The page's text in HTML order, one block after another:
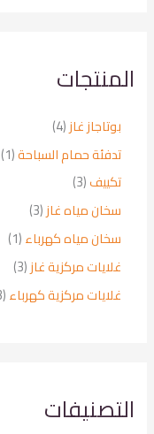
المنتجات
بوتاجاز غاز 4
4
ن
ا
ت
تدفئة حمام السباحة 1
(
و
ا
تكييف 3
3
م
ن
ت
ا
ت
سخان مياه غاز 3
3
ن
ت
ا
سخان مياه كهرباء 1
(
م
غلايات مركزية غاز 3
3
ن
غلايات مركزية كهرباء
التصنيفات